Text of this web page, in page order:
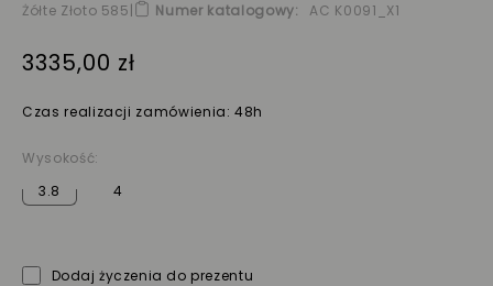
Żółte Złoto 585| Numer katalogowy AC K0091_X1
3335,00 zł
Czas realizacji zamówienia: 48h
Wysokość:
3.8
4
Dodaj życzenia do prezentu